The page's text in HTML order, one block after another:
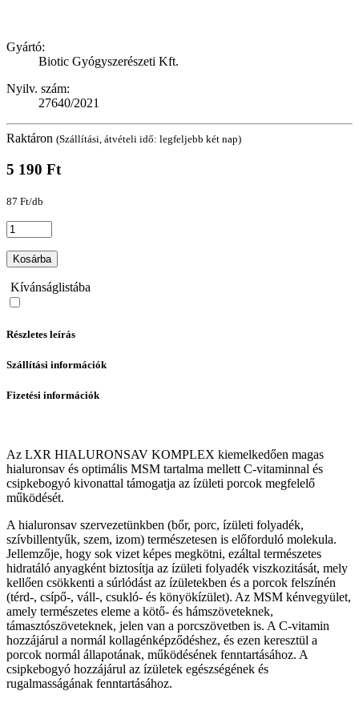
Gyártó:
Biotic Gyógyszerészeti Kft.
Nyilv. szám:
27640/2021
Raktáron (Szállítási, átvételi idő: legfeljebb két nap)
5 190 Ft
87 Ft/db
Kosárba
Kívánságlistába
Részletes leírás
Szállítási információk
Fizetési információk
Az LXR HIALURONSAV KOMPLEX kiemelkedően magas
hialuronsav és optimális MSM tartalma mellett C-vitaminnal és
csipkebogyó kivonattal támogatja az ízületi porcok megfelelő
működését.
A hialuronsav szervezetünkben (bőr, porc, ízületi folyadék,
szívbillentyűk, szem, izom) természetesen is előforduló molekula.
Jellemzője, hogy sok vizet képes megkötni, ezáltal természetes
hidratáló anyagként biztosítja az ízületi folyadék viszkozitását, mely
kellően csökkenti a súrlódást az ízületekben és a porcok felszínén
(térd-, csípő-, váll-, csukló- és könyökízület). Az MSM kénvegyület,
amely természetes eleme a kötő- és hámszöveteknek,
támasztószöveteknek, jelen van a porcszövetben is. A C-vitamin
hozzájárul a normál kollagénképződéshez, és ezen keresztül a
porcok normál állapotának, működésének fenntartásához. A
csipkebogyó hozzájárul az ízületek egészségének és
rugalmasságának fenntartásához.